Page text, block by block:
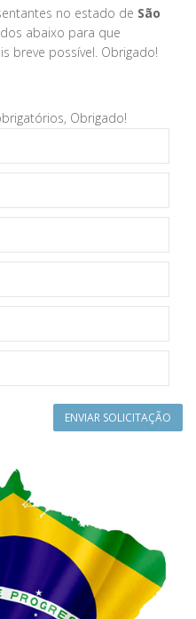
no estado de São
abaixo para que
breve possível. Obrigado!
Obrigado!
ENVIAR SOLICITAÇÃO